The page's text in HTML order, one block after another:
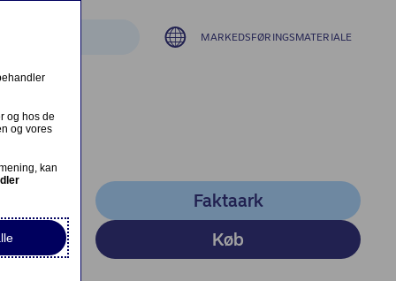
MARKEDSFØRINGSMATERIALE
Faktaark
(opens in new
Køb(opens in new
og hos de
og vores
kan